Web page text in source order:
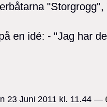
en idé: - "Jag har
23 Juni 2011 kl. 11.44 —